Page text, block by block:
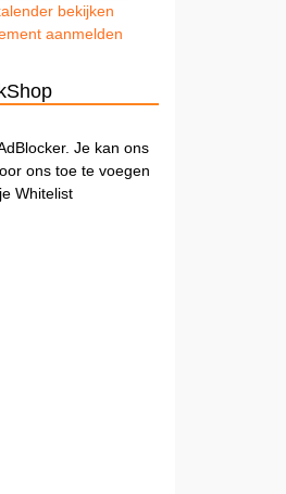
bekijken
aanmelden
Je kan ons
ons toe te voegen
Whitelist